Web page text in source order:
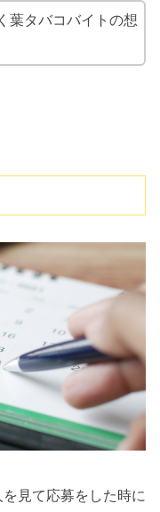
葉タバコバイトの想
見て応募をした時に